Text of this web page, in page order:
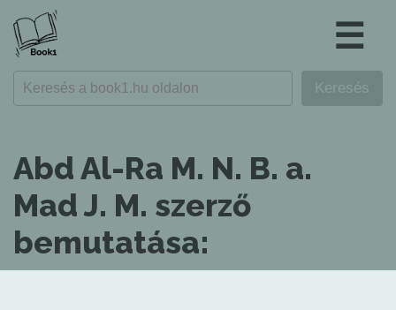
☰
Abd Al-Ra M. N. B. a.
Mad J. M. szerző
bemutatása: